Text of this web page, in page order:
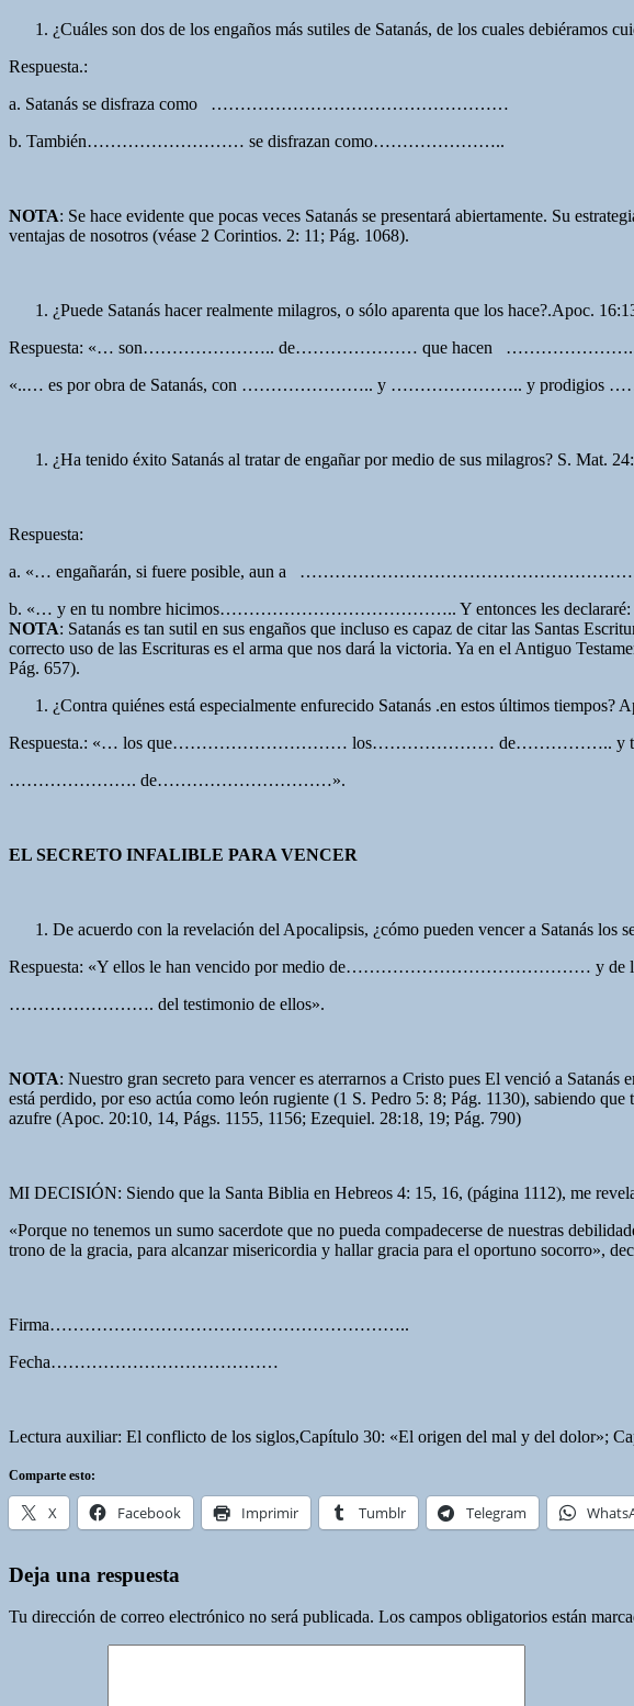
¿Cuáles son dos de los engaños más sutiles de Satanás, de los cuales debiéramos
Respuesta.:
a. Satanás se disfraza como ……………………………………………
b. También……………………… se disfrazan como…………………..
NOTA: Se hace evidente que pocas veces Satanás se presentará abiertamente. Su
ventajas de nosotros (véase 2 Corintios. 2: 11; Pág. 1068).
¿Puede Satanás hacer realmente milagros, o sólo aparenta que los hace?.Apoc.
Respuesta: «… son………………….. de………………… que hacen
«..… es por obra de Satanás, con ………………….. y ………………….. y
¿Ha tenido éxito Satanás al tratar de engañar por medio de sus milagros? S. Mat.
Respuesta:
a. «… engañarán, si fuere posible, aun a
b. «… y en tu nombre hicimos………………………………….. Y entonces les
NOTA: Satanás es tan sutil en sus engaños que incluso es capaz de citar las Santas
correcto uso de las Escrituras es el arma que nos dará la victoria. Ya en el Antiguo
Pág. 657).
¿Contra quiénes está especialmente enfurecido Satanás .en estos últimos tiempos?
Respuesta.: «… los que………………………… los………………… de…………….. y
…………………. de…………………………».
EL SECRETO INFALIBLE PARA VENCER
De acuerdo con la revelación del Apocalipsis, ¿cómo pueden vencer a Satanás los
Respuesta: «Y ellos le han vencido por medio de…………………………………… y de
……………………. del testimonio de ellos».
NOTA: Nuestro gran secreto para vencer es aterrarnos a Cristo pues El venció a
está perdido, por eso actúa como león rugiente (1 S. Pedro 5: 8; Pág. 1130), sabiendo
azufre (Apoc. 20:10, 14, Págs. 1155, 1156; Ezequiel. 28:18, 19; Pág. 790)
MI DECISIÓN: Siendo que la Santa Biblia en Hebreos 4: 15, 16, (página 1112), me
«Porque no tenemos un sumo sacerdote que no pueda compadecerse de nuestras
trono de la gracia, para alcanzar misericordia y hallar gracia para el oportuno socorro»,
Firma……………………………………………………..
Fecha…………………………………
Lectura auxiliar: El conflicto de los siglos,Capítulo 30: «El origen del mal y del dolor»;
Comparte esto:
X Facebook Imprimir Tumblr Telegram
Deja una respuesta
Tu dirección de correo electrónico no será publicada. Los campos obligatorios están